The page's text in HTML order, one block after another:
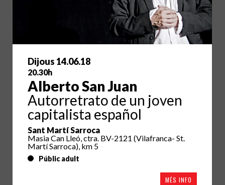
Dijous 14.06.18
20.30h
Alberto San Juan
Autorretrato de un joven
capitalista español
Sant Martí Sarroca
Masia Can Lleó, ctra. BV-2121 (Vilafranca- St.
Martí Sarroca), km 5
Públic adult
MÉS INFO